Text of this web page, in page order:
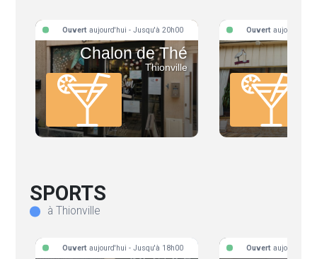
Chalon de Thé
Thionville
Ouvert aujourd'hui - Jusqu'à 20h00 Ouvert aujourd'hui
SPORTS
à Thionville
Ouvert aujourd'hui - Jusqu'à 18h00 Ouvert aujourd'hui